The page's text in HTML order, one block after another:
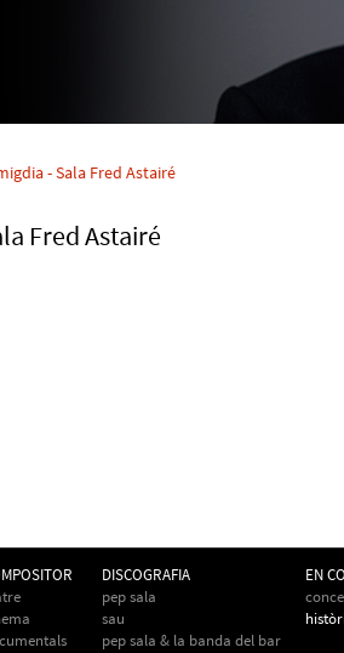
- Sala Fred Astairé
Fred Astairé
DISCOGRAFIA
pep sala
sau
pep sala & la banda del bar
EN